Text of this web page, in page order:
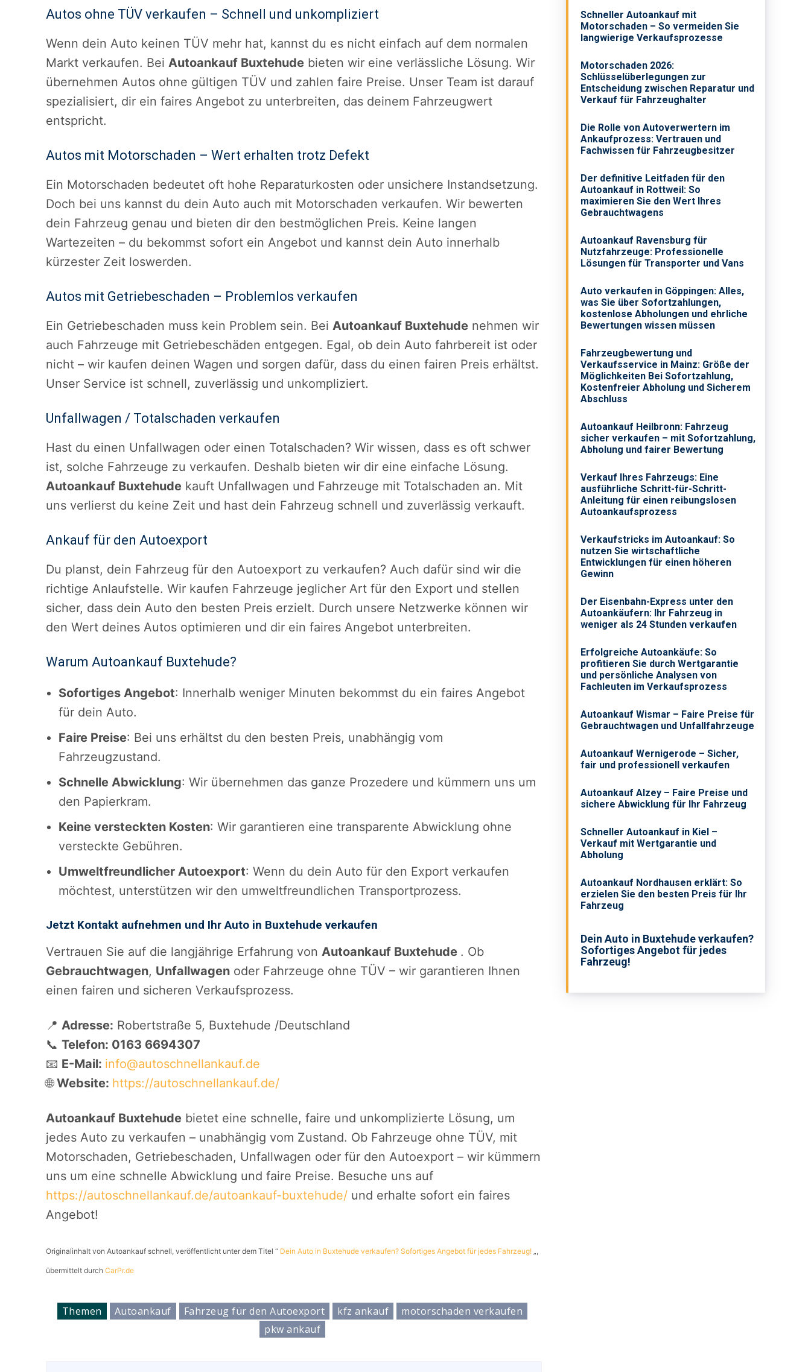
Autos ohne TÜV verkaufen – Schnell und unkompliziert
Wenn dein Auto keinen TÜV mehr hat, kannst du es nicht einfach auf dem normalen
Markt verkaufen. Bei Autoankauf Buxtehude bieten wir eine verlässliche Lösung. Wir
übernehmen Autos ohne gültigen TÜV und zahlen faire Preise. Unser Team ist darauf
spezialisiert, dir ein faires Angebot zu unterbreiten, das deinem Fahrzeugwert
entspricht.
Autos mit Motorschaden – Wert erhalten trotz Defekt
Ein Motorschaden bedeutet oft hohe Reparaturkosten oder unsichere Instandsetzung.
Doch bei uns kannst du dein Auto auch mit Motorschaden verkaufen. Wir bewerten
dein Fahrzeug genau und bieten dir den bestmöglichen Preis. Keine langen
Wartezeiten – du bekommst sofort ein Angebot und kannst dein Auto innerhalb
kürzester Zeit loswerden.
Autos mit Getriebeschaden – Problemlos verkaufen
Ein Getriebeschaden muss kein Problem sein. Bei Autoankauf Buxtehude nehmen wir
auch Fahrzeuge mit Getriebeschäden entgegen. Egal, ob dein Auto fahrbereit ist oder
nicht – wir kaufen deinen Wagen und sorgen dafür, dass du einen fairen Preis erhältst.
Unser Service ist schnell, zuverlässig und unkompliziert.
Unfallwagen / Totalschaden verkaufen
Hast du einen Unfallwagen oder einen Totalschaden? Wir wissen, dass es oft schwer
ist, solche Fahrzeuge zu verkaufen. Deshalb bieten wir dir eine einfache Lösung.
Autoankauf Buxtehude kauft Unfallwagen und Fahrzeuge mit Totalschaden an. Mit
uns verlierst du keine Zeit und hast dein Fahrzeug schnell und zuverlässig verkauft.
Ankauf für den Autoexport
Du planst, dein Fahrzeug für den Autoexport zu verkaufen? Auch dafür sind wir die
richtige Anlaufstelle. Wir kaufen Fahrzeuge jeglicher Art für den Export und stellen
sicher, dass dein Auto den besten Preis erzielt. Durch unsere Netzwerke können wir
den Wert deines Autos optimieren und dir ein faires Angebot unterbreiten.
Warum Autoankauf Buxtehude?
Sofortiges Angebot: Innerhalb weniger Minuten bekommst du ein faires Angebot
für dein Auto.
Faire Preise: Bei uns erhältst du den besten Preis, unabhängig vom
Fahrzeugzustand.
Schnelle Abwicklung: Wir übernehmen das ganze Prozedere und kümmern uns um
den Papierkram.
Keine versteckten Kosten: Wir garantieren eine transparente Abwicklung ohne
versteckte Gebühren.
Umweltfreundlicher Autoexport: Wenn du dein Auto für den Export verkaufen
möchtest, unterstützen wir den umweltfreundlichen Transportprozess.
Jetzt Kontakt aufnehmen und Ihr Auto in Buxtehude verkaufen
Vertrauen Sie auf die langjährige Erfahrung von Autoankauf Buxtehude . Ob
Gebrauchtwagen, Unfallwagen oder Fahrzeuge ohne TÜV – wir garantieren Ihnen
einen fairen und sicheren Verkaufsprozess.
📍 Adresse: Robertstraße 5, Buxtehude /Deutschland
📞 Telefon: 0163 6694307
📧 E-Mail: info@autoschnellankauf.de
🌐Website: https://autoschnellankauf.de/
Autoankauf Buxtehude bietet eine schnelle, faire und unkomplizierte Lösung, um
jedes Auto zu verkaufen – unabhängig vom Zustand. Ob Fahrzeuge ohne TÜV, mit
Motorschaden, Getriebeschaden, Unfallwagen oder für den Autoexport – wir kümmern
uns um eine schnelle Abwicklung und faire Preise. Besuche uns auf
https://autoschnellankauf.de/autoankauf-buxtehude/ und erhalte sofort ein faires
Angebot!
Originalinhalt von Autoankauf schnell, veröffentlicht unter dem Titel “ Dein Auto in Buxtehude verkaufen? Sofortiges Angebot für jedes Fahrzeug! „,
übermittelt durch CarPr.de
Themen Autoankauf Fahrzeug für den Autoexport kfz ankauf
motorschaden verkaufen
pkw ankauf
Schneller Autoankauf mit
Motorschaden – So vermeiden Sie
langwierige Verkaufsprozesse
Motorschaden 2026:
Schlüsselüberlegungen zur
Entscheidung zwischen Reparatur und
Verkauf für Fahrzeughalter
Die Rolle von Autoverwertern im
Ankaufprozess: Vertrauen und
Fachwissen für Fahrzeugbesitzer
Der definitive Leitfaden für den
Autoankauf in Rottweil: So
maximieren Sie den Wert Ihres
Gebrauchtwagens
Autoankauf Ravensburg für
Nutzfahrzeuge: Professionelle
Lösungen für Transporter und Vans
Auto verkaufen in Göppingen: Alles,
was Sie über Sofortzahlungen,
kostenlose Abholungen und ehrliche
Bewertungen wissen müssen
Fahrzeugbewertung und
Verkaufsservice in Mainz: Größe der
Möglichkeiten Bei Sofortzahlung,
Kostenfreier Abholung und Sicherem
Abschluss
Autoankauf Heilbronn: Fahrzeug
sicher verkaufen – mit Sofortzahlung,
Abholung und fairer Bewertung
Verkauf Ihres Fahrzeugs: Eine
ausführliche Schritt-für-Schritt-
Anleitung für einen reibungslosen
Autoankaufsprozess
Verkaufstricks im Autoankauf: So
nutzen Sie wirtschaftliche
Entwicklungen für einen höheren
Gewinn
Der Eisenbahn-Express unter den
Autoankäufern: Ihr Fahrzeug in
weniger als 24 Stunden verkaufen
Erfolgreiche Autoankäufe: So
profitieren Sie durch Wertgarantie
und persönliche Analysen von
Fachleuten im Verkaufsprozess
Autoankauf Wismar – Faire Preise für
Gebrauchtwagen und Unfallfahrzeuge
Autoankauf Wernigerode – Sicher,
fair und professionell verkaufen
Autoankauf Alzey – Faire Preise und
sichere Abwicklung für Ihr Fahrzeug
Schneller Autoankauf in Kiel –
Verkauf mit Wertgarantie und
Abholung
Autoankauf Nordhausen erklärt: So
erzielen Sie den besten Preis für Ihr
Fahrzeug
Dein Auto in Buxtehude verkaufen?
Sofortiges Angebot für jedes
Fahrzeug!